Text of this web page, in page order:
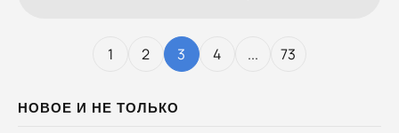
НОВОЕ И НЕ ТОЛЬКО
1 2 3 4 ... 73